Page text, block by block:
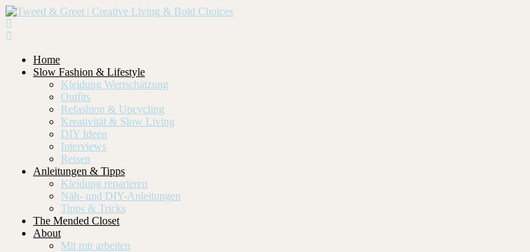
Home
Slow Fashion & Lifestyle
Kleidung Wertschätzung
Outfits
Refashion & Upcycling
Kreativität & Slow Living
DIY Ideen
Interviews
Reisen
Anleitungen & Tipps
Kleidung reparieren
Näh- und DIY-Anleitungen
Tipps & Tricks
The Mended Closet
About
Mit mir arbeiten